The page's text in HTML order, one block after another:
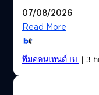
07/08/2026
Read More
ทีมคอนเทนต์ BT| 3